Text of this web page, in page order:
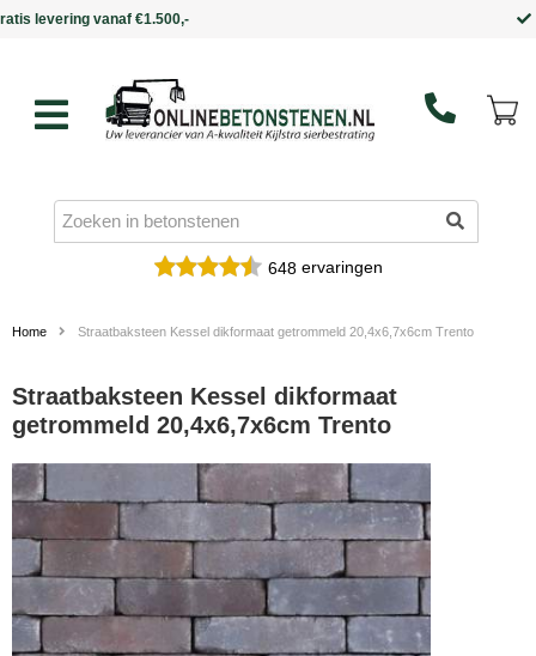
Binnen 5 werkdagen in huis
648ervaringen
Home Straatbaksteen Kessel dikformaat getrommeld 20,4x6,7x6cm Trento
Straatbaksteen Kessel dikformaat
getrommeld 20,4x6,7x6cm Trento